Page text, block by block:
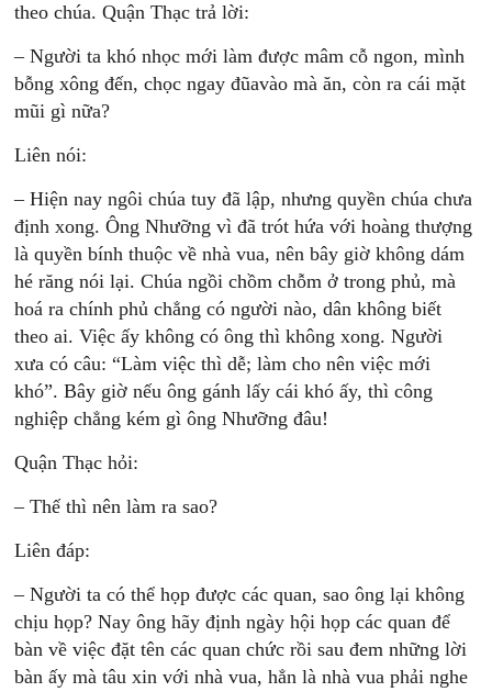
theo chúa. Quận Thạc trả lời:
– Người ta khó nhọc mới làm được mâm cỗ ngon, mình
bỗng xông đến, chọc ngay đũavào mà ăn, còn ra cái mặt
mũi gì nữa?
Liên nói:
– Hiện nay ngôi chúa tuy đã lập, nhưng quyền chúa chưa
định xong. Ông Nhưỡng vì đã trót hứa với hoàng thượng
là quyền bính thuộc về nhà vua, nên bây giờ không dám
hé răng nói lại. Chúa ngồi chồm chỗm ở trong phủ, mà
hoá ra chính phủ chẳng có người nào, dân không biết
theo ai. Việc ấy không có ông thì không xong. Người
xưa có câu: “Làm việc thì dễ; làm cho nên việc mới
khó”. Bây giờ nếu ông gánh lấy cái khó ấy, thì công
nghiệp chẳng kém gì ông Nhưỡng đâu!
Quận Thạc hỏi:
– Thế thì nên làm ra sao?
Liên đáp:
– Người ta có thể họp được các quan, sao ông lại không
chịu họp? Nay ông hãy định ngày hội họp các quan để
bàn về việc đặt tên các quan chức rồi sau đem những lời
bàn ấy mà tâu xin với nhà vua, hẳn là nhà vua phải nghe